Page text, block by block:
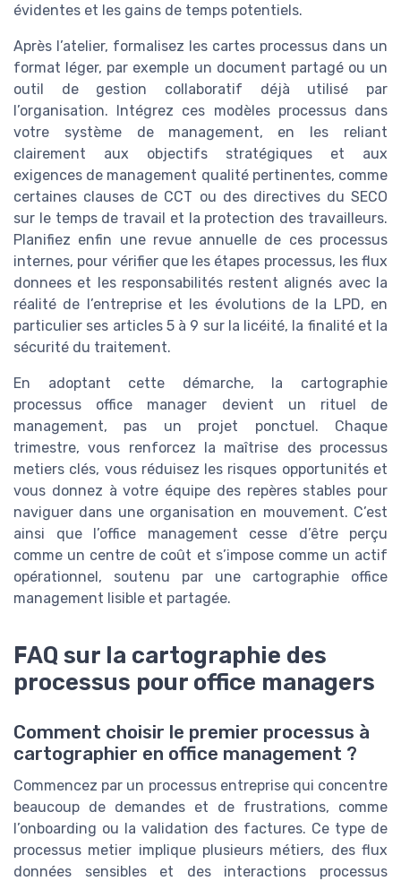
évidentes et les gains de temps potentiels.
Après l’atelier, formalisez les cartes processus dans un
format léger, par exemple un document partagé ou un
outil de gestion collaboratif déjà utilisé par
l’organisation. Intégrez ces modèles processus dans
votre système de management, en les reliant
clairement aux objectifs stratégiques et aux
exigences de management qualité pertinentes, comme
certaines clauses de CCT ou des directives du SECO
sur le temps de travail et la protection des travailleurs.
Planifiez enfin une revue annuelle de ces processus
internes, pour vérifier que les étapes processus, les flux
donnees et les responsabilités restent alignés avec la
réalité de l’entreprise et les évolutions de la LPD, en
particulier ses articles 5 à 9 sur la licéité, la finalité et la
sécurité du traitement.
En adoptant cette démarche, la cartographie
processus office manager devient un rituel de
management, pas un projet ponctuel. Chaque
trimestre, vous renforcez la maîtrise des processus
metiers clés, vous réduisez les risques opportunités et
vous donnez à votre équipe des repères stables pour
naviguer dans une organisation en mouvement. C’est
ainsi que l’office management cesse d’être perçu
comme un centre de coût et s’impose comme un actif
opérationnel, soutenu par une cartographie office
management lisible et partagée.
FAQ sur la cartographie des
processus pour office managers
Comment choisir le premier processus à
cartographier en office management ?
Commencez par un processus entreprise qui concentre
beaucoup de demandes et de frustrations, comme
l’onboarding ou la validation des factures. Ce type de
processus metier implique plusieurs métiers, des flux
données sensibles et des interactions processus